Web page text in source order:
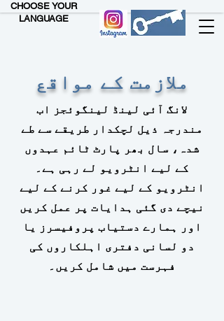
CHOOSE YOUR
LANGUAGE
ملازمت کے مواقع
لانگ آئی لینڈ لینگوئجز اب
مندرجہ ذیل لچکدار طریقے سے طے
شدہ، سال بھر پارٹ ٹائم عہدوں
کے لیے انٹرویو لے رہی ہے۔
انٹرویو کے لیے غور کرنے کے لیے
نیچے دی گئی ہدایات پر عمل کریں
اور ہمارے دستیاب پروفیسرز یا
دو لسانی دفتری اہلکاروں کی
فہرست میں شامل کریں۔